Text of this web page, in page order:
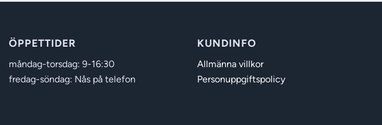
ÖPPETTIDER
måndag-torsdag: 9-16:30
fredag-söndag: Nås på telefon
KUNDINFO
Allmänna villkor
Personuppgiftspolicy